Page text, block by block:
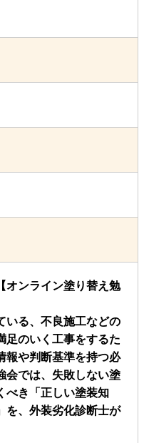
オンライン塗り替え勉
いる、不良施工などの
足のいく工事をするた
報や判断基準を持つ必
会では、失敗しない塗
べき「正しい塗装知
を、外装劣化診断士が